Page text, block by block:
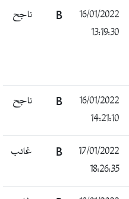
16/01/2022
13:19:30
B ناجح
16/01/2022
14:21:10
B ناجح
17/01/2022
18:26:35
B غائب